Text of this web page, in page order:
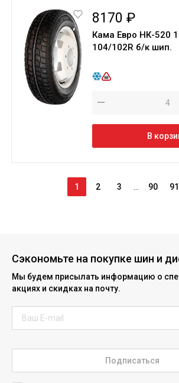
8170 ₽
Кама Евро НК-520
104/102R б/к шип.
—
В
1 2 3 90 91
Сэкономьте на покупке шин и
Мы будем присылать информацию о
акциях и скидках на почту.
Подписаться